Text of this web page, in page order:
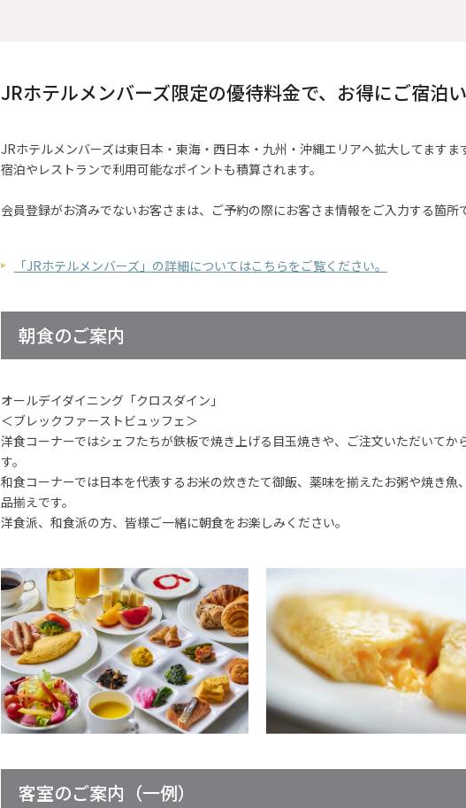
JRホテルメンバーズ限定の優待料金で、お得にご宿泊い
JRホテルメンバーズは東日本・東海・西日本・九州・沖縄エリアへ拡大してますま
宿泊やレストランで利用可能なポイントも積算されます。
会員登録がお済みでないお客さまは、ご予約の際にお客さま情報をご入力する箇所
「JRホテルメンバーズ」の詳細についてはこちらをご覧ください。
朝食のご案内
オールデイダイニング「クロスダイン」
＜ブレックファーストビュッフェ＞
洋食コーナーではシェフたちが鉄板で焼き上げる目玉焼きや、ご注文いただいて
す。
和食コーナーでは日本を代表するお米の炊きたて御飯、薬味を揃えたお粥や焼き
品揃えです。
洋食派、和食派の方、皆様ご一緒に朝食をお楽しみください。
客室のご案内（一例）